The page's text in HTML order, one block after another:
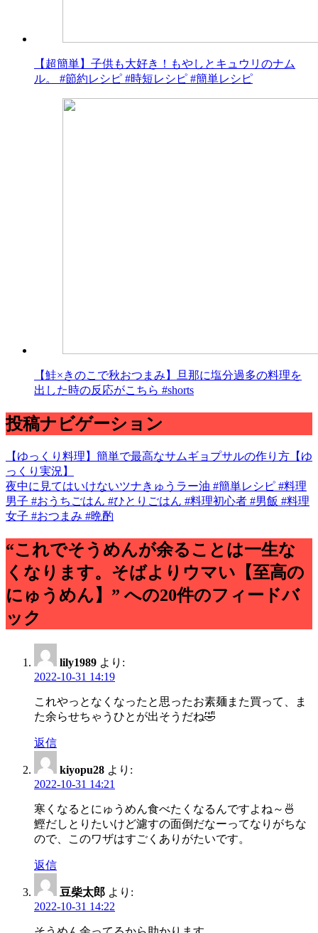
【超簡単】子供も大好き！もやしとキュウリのナム
ル。 #節約レシピ #時短レシピ #簡単レシピ
【鮭×きのこで秋おつまみ】旦那に塩分過多の料理を
出した時の反応がこちら #shorts
投稿ナビゲーション
【ゆっくり料理】簡単で最高なサムギョプサルの作り方【ゆ
っくり実況】
夜中に見てはいけないツナきゅうラー油 #簡単レシピ #料理
男子 #おうちごはん #ひとりごはん #料理初心者 #男飯 #料理
女子 #おつまみ #晩酌
“これでそうめんが余ることは一生な
くなります。そばよりウマい【至高の
にゅうめん】” への20件のフィードバ
ック
lily1989 より:
2022-10-31 14:19
これやっとなくなったと思ったお素麺また買って、ま
た余らせちゃうひとが出そうだね🤣
返信
kiyopu28 より:
2022-10-31 14:21
寒くなるとにゅうめん食べたくなるんですよね～🍜
鰹だしとりたいけど濾すの面倒だなーってなりがちな
ので、このワザはすごくありがたいです。
返信
豆柴太郎 より:
2022-10-31 14:22